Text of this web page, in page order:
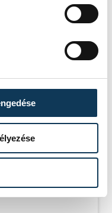
FOTÓS
Tál
Dominik
BETÖLTÉSE